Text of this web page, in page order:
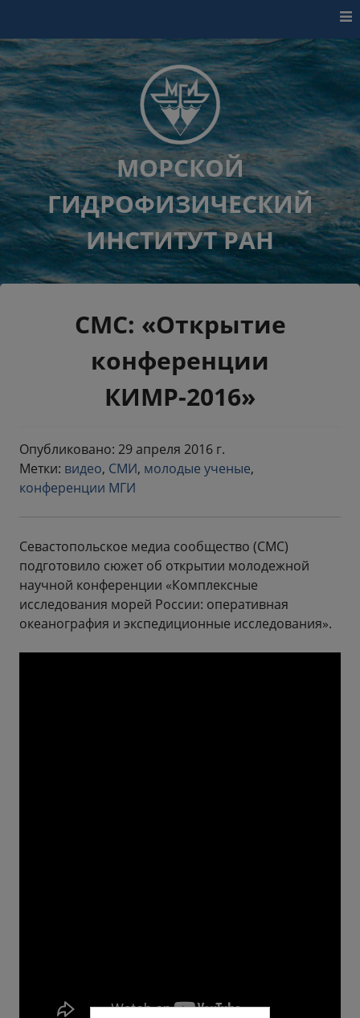
МОРСКОЙ
ГИДРОФИЗИЧЕСКИЙ
ИНСТИТУТ РАН
СМС: «Открытие
конференции
КИМР-2016»
Опубликовано: 29 апреля 2016 г.
Метки: видео, СМИ, молодые ученые,
конференции МГИ
Севастопольское медиа сообщество (СМС)
подготовило сюжет об открытии молодежной
научной конференции «Комплексные
исследования морей России: оперативная
океанография и экспедиционные исследования».